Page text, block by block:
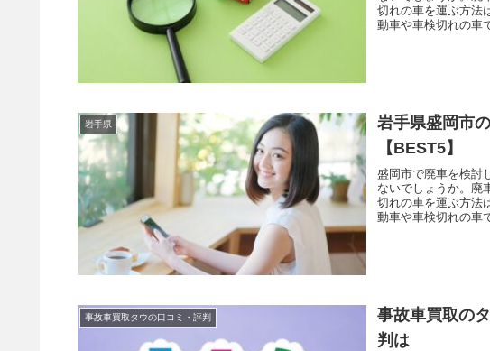
切れの車を運ぶ方法
動車や車検切れの車
岩手県
岩手県盛岡市
【BEST5】
盛岡市で廃車を検討
ないでしょうか。廃
切れの車を運ぶ方法
動車や車検切れの車
事故車買取タウの口コミ・評判
事故車買取の
判は